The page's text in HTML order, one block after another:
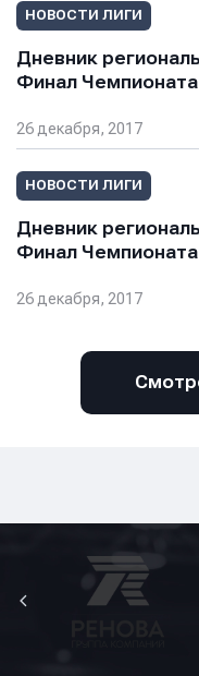
НОВОСТИ ЛИГИ
Дневник
Финал
26 декабря, 2017
НОВОСТИ ЛИГИ
Дневник
Финал
26 декабря, 2017